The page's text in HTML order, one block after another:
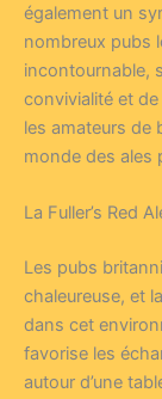
également un
nombreux pubs
incontournable,
convivialité et
les amateurs de
monde des ales
La Fuller’s Red
Les pubs
chaleureuse, et
dans cet
favorise les
autour d’une